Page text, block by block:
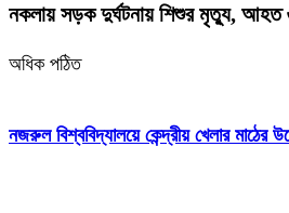
নকলায় সড়ক দুর্ঘটনায় শিশুর মৃত্যু, আহত
অধিক পঠিত
নজরুল বিশ্ববিদ্যালয়ে কেন্দ্রীয় খেলার মাঠের